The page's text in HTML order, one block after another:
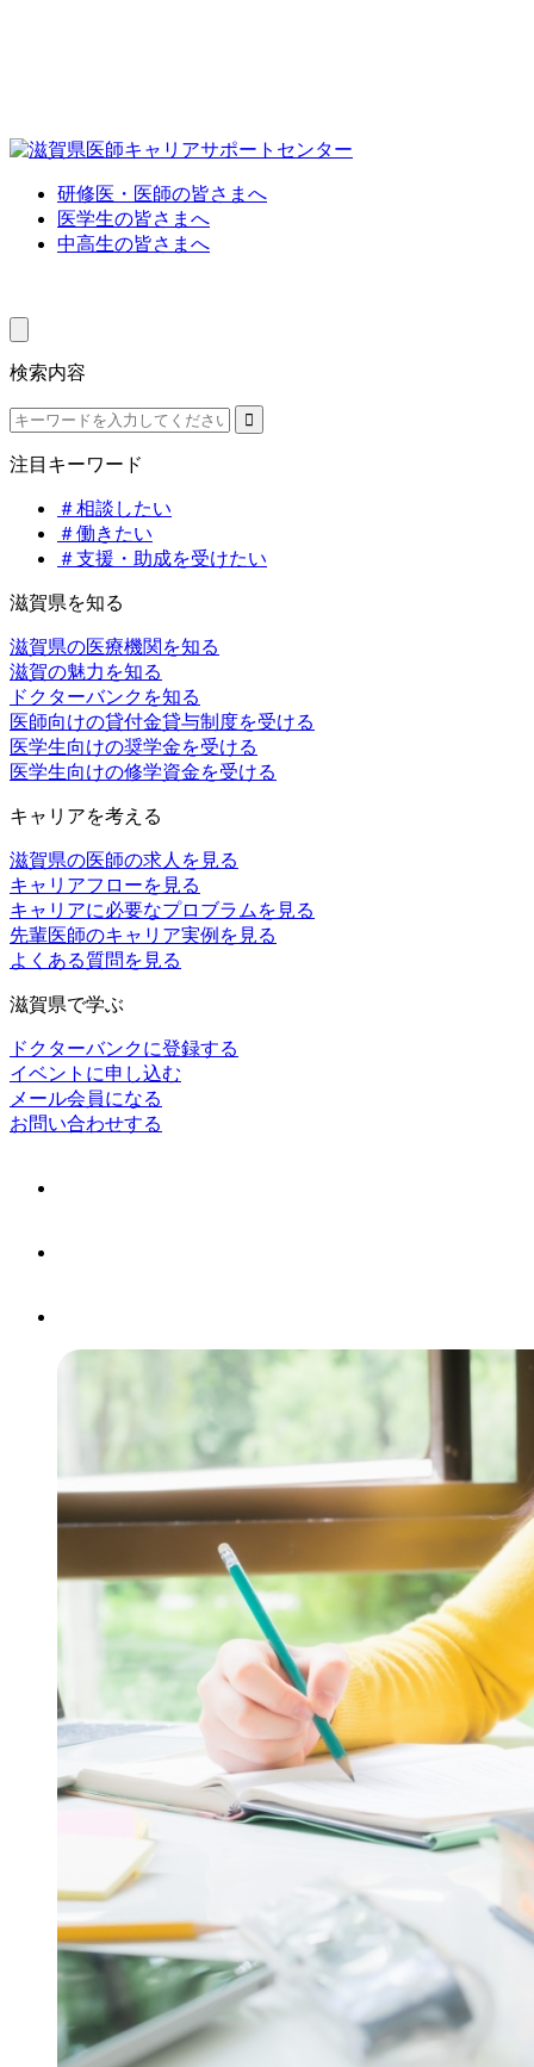
研修医・医師の皆さまへ
医学生の皆さまへ
中高生の皆さまへ
検索内容
注目キーワード
＃相談したい
＃働きたい
＃支援・助成を受けたい
滋賀県を知る
滋賀県の医療機関を知る
滋賀の魅力を知る
ドクターバンクを知る
医師向けの貸付金貸与制度を受ける
医学生向けの奨学金を受ける
医学生向けの修学資金を受ける
キャリアを考える
滋賀県の医師の求人を見る
キャリアフローを見る
キャリアに必要なプロブラムを見る
先輩医師のキャリア実例を見る
よくある質問を見る
滋賀県で学ぶ
ドクターバンクに登録する
イベントに申し込む
メール会員になる
お問い合わせする